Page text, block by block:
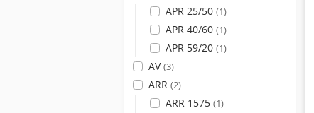
APR 25/50 (1)
APR 40/60 (1)
APR 59/20 (1)
AV(3)
ARR (2)
ARR 1575 (1)